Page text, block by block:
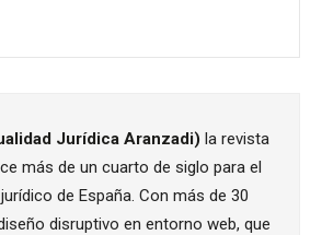
Jurídica Aranzadi) la revista
más de un cuarto de siglo para el
de España. Con más de 30
disruptivo en entorno web, que